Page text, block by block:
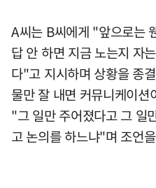
A씨는 B씨에게 "앞으로는
답 안 하면 지금 노는지 자
다"고 지시하며 상황을 종
물만 잘 내면 커뮤니케이
"그 일만 주어졌다고 그 일
고 논의를 하느냐"며 조언